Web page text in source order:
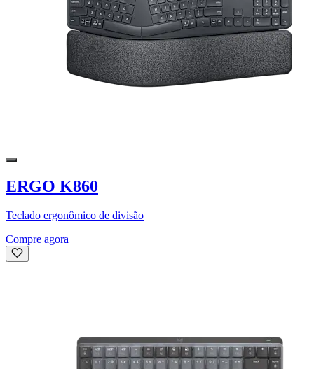
ERGO K860
Teclado ergonômico de divisão
Compre agora